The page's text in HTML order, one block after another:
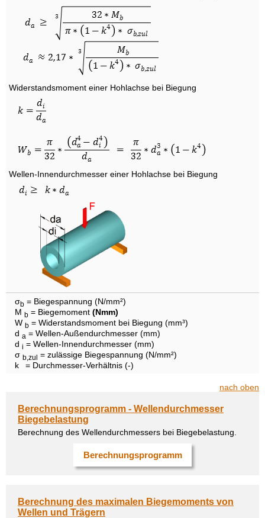
Widerstandsmoment einer Hohlachse bei Biegung
Wellen-Innendurchmesser einer Hohlachse bei Biegung
σb = Biegespannung (N/mm²)
M b = Biegemoment (Nmm)
W b = Widerstandsmoment bei Biegung (mm³)
d a = Wellen-Außendurchmesser (mm)
d i = Wellen-Innendurchmesser (mm)
σ b,zul = zulässige Biegespannung (N/mm²)
k
= Durchmesser-Verhältnis (-)
nach oben
Berechnungsprogramm - Wellendurchmesser
Biegebelastung
Berechnung des Wellendurchmessers bei Biegebelastung.
Berechnungsprogramm
Berechnung des maximalen Biegemoments von
Wellen und Trägern